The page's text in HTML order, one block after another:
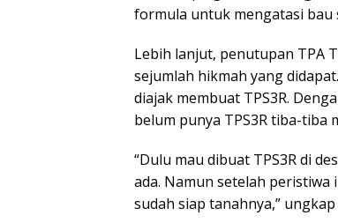
formula untuk mengatasi bau
Lebih lanjut, penutupan TPA
sejumlah hikmah yang
diajak membuat TPS3R.
belum punya TPS3R tiba-tiba
“Dulu mau dibuat TPS3R di
ada. Namun setelah
sudah siap tanahnya,” ungkap